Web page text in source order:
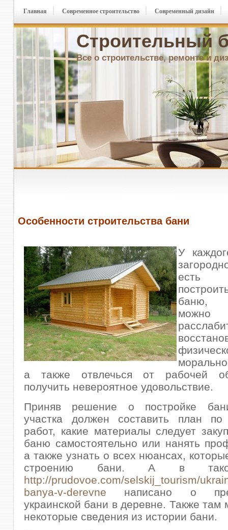
Строительный
Все о строительстве, ремонте и
Главная Современное строительство Современный дизайн
Особенности строительства бани
У
есть
баню,
а также отвлечься от рабочей
получить невероятное удовольствие.
Приняв решение о постройке
участка должен составить план по
работ, какие материалы следует
баню самостоятельно или нанять
а также узнать о всех нюансах,
строению бани. А в
http://prudovoe.com/selskij_tourism/
banya-v-derevne написано о
украинской бани в деревне. Также там
некоторые сведения из истории бани.